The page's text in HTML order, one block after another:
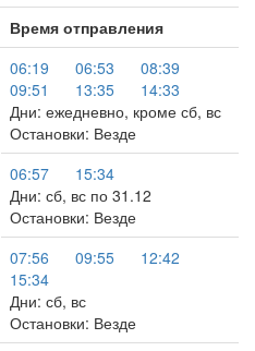
Время отправления
06:19 06:53
08:39
09:51
13:35
14:33
Дни: ежедневно, кроме сб, вс
Остановки: Везде
06:57
15:34
Дни: сб, вс по 31.12
Остановки: Везде
07:56
09:55
12:42
15:34
Дни: сб, вс
Остановки: Везде